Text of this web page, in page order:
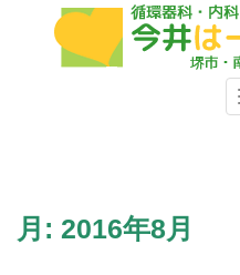
月: 2016年8月